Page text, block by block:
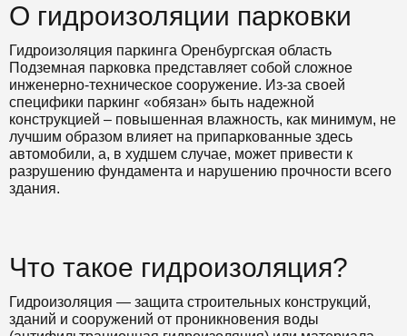
О гидроизоляции парковки
Гидроизоляция паркинга Оренбургская область
Подземная парковка представляет собой сложное
инженерно-техническое сооружение. Из-за своей
специфики паркинг «обязан» быть надежной
конструкцией – повышенная влажность, как минимум, не
лучшим образом влияет на припаркованные здесь
автомобили, а, в худшем случае, может привести к
разрушению фундамента и нарушению прочности всего
здания.
Что такое гидроизоляция?
Гидроизоляция — защита строительных конструкций,
зданий и сооружений от проникновения воды